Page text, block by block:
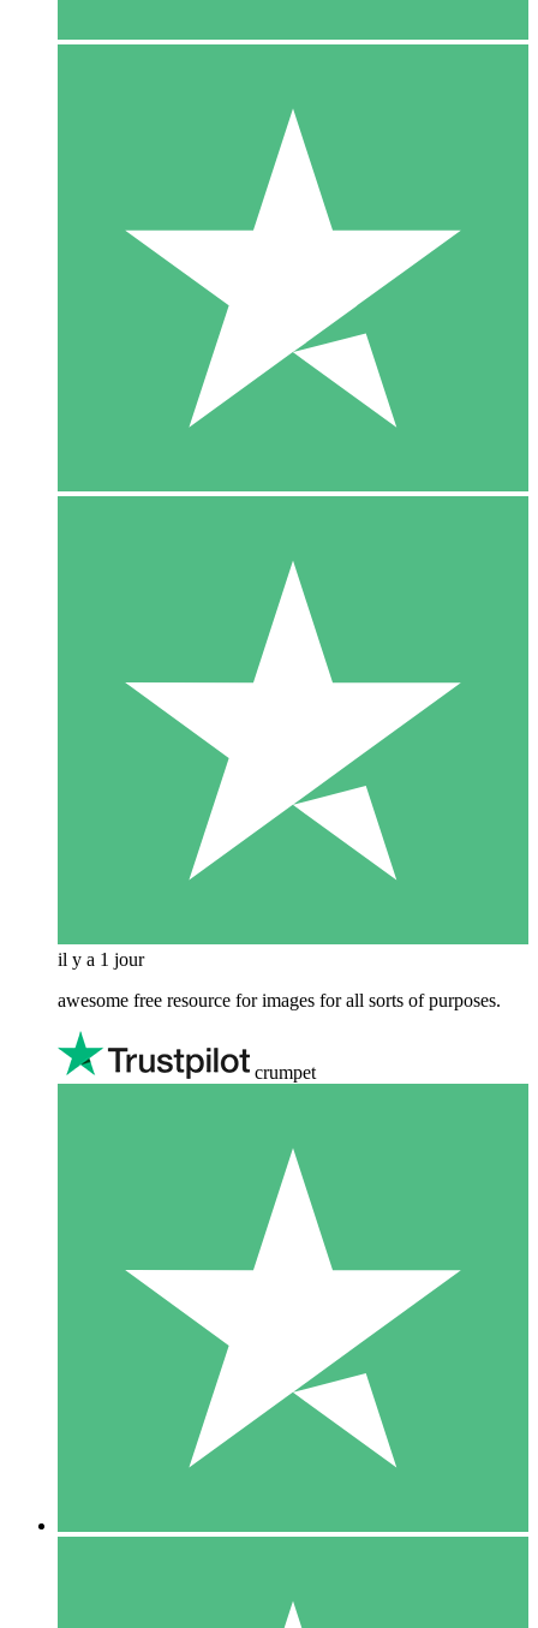
il y a 1 jour
awesome free resource for images for all sorts of purposes.
crumpet